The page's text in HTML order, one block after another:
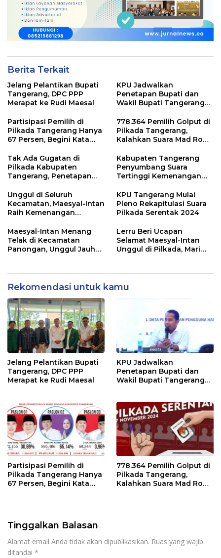
Berita Terkait
Jelang Pelantikan Bupati
Tangerang, DPC PPP
Merapat ke Rudi Maesal
KPU Jadwalkan
Penetapan Bupati dan
Wakil Bupati Tangerang
Partisipasi Pemilih di
Pilkada Tangerang Hanya
67 Persen, Begini Kata
778.364 Pemilih Golput di
Pilkada Tangerang,
Kalahkan Suara Mad Romli
Tak Ada Gugatan di
Pilkada Kabupaten
Tangerang, Penetapan
Keputusan MK
Kabupaten Tangerang
Penyumbang Suara
Tertinggi Kemenangan
Banten
Unggul di Seluruh
Kecamatan, Maesyal-Intan
Raih Kemenangan
Tangerang
KPU Tangerang Mulai
Pleno Rekapitulasi Suara
Pilkada Serentak 2024
Maesyal-Intan Menang
Telak di Kecamatan
Panongan, Unggul Jauh
Lerru Beri Ucapan
Selamat Maesyal-Intan
Unggul di Pilkada, Mari
Rekomendasi untuk kamu
Jelang Pelantikan Bupati
Tangerang, DPC PPP
Merapat ke Rudi Maesal
KPU Jadwalkan
Penetapan Bupati dan
Wakil Bupati Tangerang
Partisipasi Pemilih di
Pilkada Tangerang Hanya
67 Persen, Begini Kata
778.364 Pemilih Golput di
Pilkada Tangerang,
Kalahkan Suara Mad Romli
Tinggalkan Balasan
Alamat email Anda tidak akan dipublikasikan. Ruas yang wajib
ditandai *